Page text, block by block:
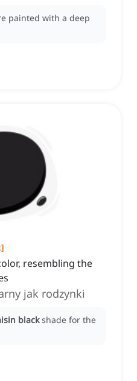
painted with a deep
]
resembling the
jak rodzynki
black shade for the